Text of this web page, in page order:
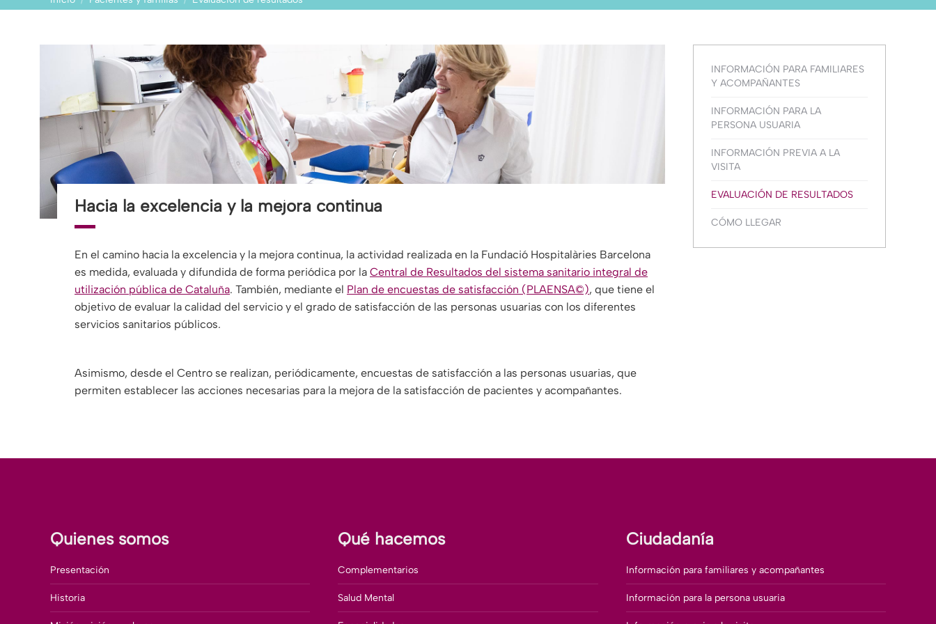
Hacia la excelencia y la mejora continua
En el camino hacia la excelencia y la mejora continua, la actividad realizada en la Fundació Hospitalàries Barcelona
es medida, evaluada y difundida de forma periódica por la Central de Resultados del sistema sanitario integral de
utilización pública de Cataluña. También, mediante el Plan de encuestas de satisfacción (PLAENSA©), que tiene el
objetivo de evaluar la calidad del servicio y el grado de satisfacción de las personas usuarias con los diferentes
servicios sanitarios públicos.
Asimismo, desde el Centro se realizan, periódicamente, encuestas de satisfacción a las personas usuarias, que
permiten establecer las acciones necesarias para la mejora de la satisfacción de pacientes y acompañantes.
INFORMACIÓN PARA FAMILIARES
Y ACOMPAÑANTES
INFORMACIÓN PARA LA
PERSONA USUARIA
INFORMACIÓN PREVIA A LA
VISITA
EVALUACIÓN DE RESULTADOS
CÓMO LLEGAR
Quienes somos
Presentación
Historia
Qué hacemos
Complementarios
Salud Mental
Ciudadanía
Información para familiares y acompañantes
Información para la persona usuaria